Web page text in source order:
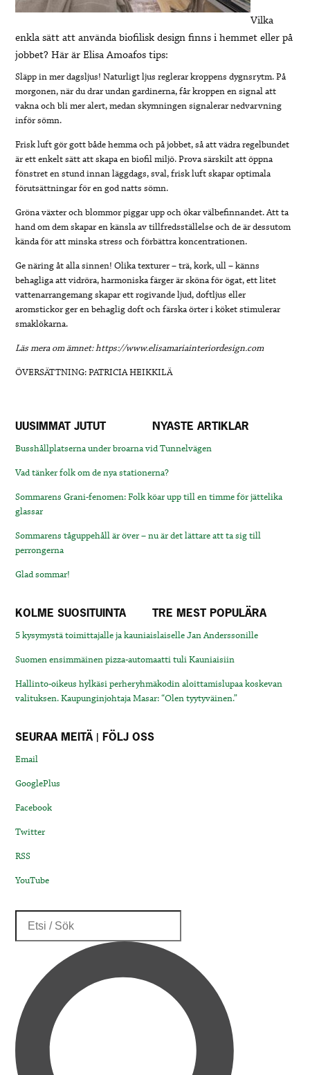
Vilka
enkla sätt att använda biofilisk design finns i hemmet eller på
jobbet? Här är Elisa Amoafos tips:
Släpp in mer dagsljus! Naturligt ljus reglerar kroppens dygnsrytm. På
morgonen, när du drar undan gardinerna, får kroppen en signal att
vakna och bli mer alert, medan skymningen signalerar nedvarvning
inför sömn.
Frisk luft gör gott både hemma och på jobbet, så att vädra regelbundet
är ett enkelt sätt att skapa en biofil miljö. Prova särskilt att öppna
fönstret en stund innan läggdags, sval, frisk luft skapar optimala
förutsättningar för en god natts sömn.
Gröna växter och blommor piggar upp och ökar välbefinnandet. Att ta
hand om dem skapar en känsla av tillfredsställelse och de är dessutom
kända för att minska stress och förbättra koncentrationen.
Ge näring åt alla sinnen! Olika texturer – trä, kork, ull – känns
behagliga att vidröra, harmoniska färger är sköna för ögat, ett litet
vattenarrangemang skapar ett rogivande ljud, doftljus eller
aromstickor ger en behaglig doft och färska örter i köket stimulerar
smaklökarna.
Läs mera om ämnet: https://www.elisamariainteriordesign.com
ÖVERSÄTTNING: PATRICIA HEIKKILÄ
UUSIMMAT JUTUT NYASTE ARTIKLAR
Busshållplatserna under broarna vid Tunnelvägen
Vad tänker folk om de nya stationerna?
Sommarens Grani-fenomen: Folk köar upp till en timme för jättelika
glassar
Sommarens tåguppehåll är över – nu är det lättare att ta sig till
perrongerna
Glad sommar!
KOLME SUOSITUINTA TRE MEST POPULÄRA
5 kysymystä toimittajalle ja kauniaislaiselle Jan Anderssonille
Suomen ensimmäinen pizza-automaatti tuli Kauniaisiin
Hallinto-oikeus hylkäsi perheryhmäkodin aloittamislupaa koskevan
valituksen. Kaupunginjohtaja Masar: “Olen tyytyväinen.”
SEURAA MEITÄ | FÖLJ OSS
Email
GooglePlus
Facebook
Twitter
RSS
YouTube